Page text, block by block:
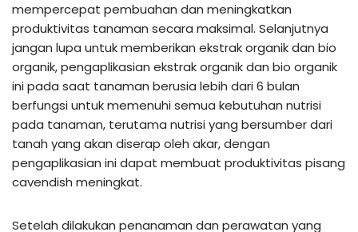
mempercepat pembuahan dan meningkatkan
produktivitas tanaman secara maksimal. Selanjutnya
jangan lupa untuk memberikan ekstrak organik dan bio
organik, pengaplikasian ekstrak organik dan bio organik
ini pada saat tanaman berusia lebih dari 6 bulan
berfungsi untuk memenuhi semua kebutuhan nutrisi
pada tanaman, terutama nutrisi yang bersumber dari
tanah yang akan diserap oleh akar, dengan
pengaplikasian ini dapat membuat produktivitas pisang
cavendish meningkat.
Setelah dilakukan penanaman dan perawatan yang